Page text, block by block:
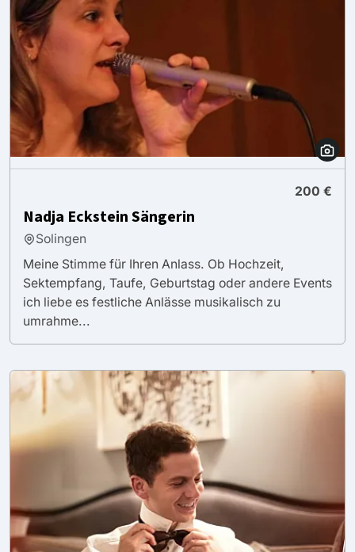
200 €
Nadja Eckstein Sängerin
Solingen
Meine Stimme für Ihren Anlass. Ob Hochzeit,
Sektempfang, Taufe, Geburtstag oder andere Events
ich liebe es festliche Anlässe musikalisch zu
umrahme...